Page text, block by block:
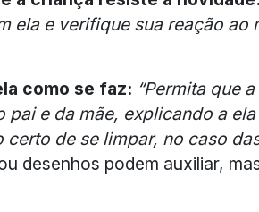
ela e verifique sua reação ao
como se faz: “Permita que
pai e da mãe, explicando a
certo de se limpar, no caso
desenhos podem auxiliar,